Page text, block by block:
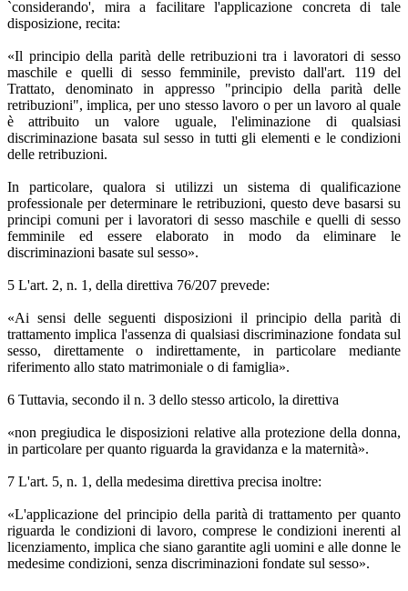
`considerando', mira a facilitare l'applicazione concreta di tale
disposizione, recita:
«Il principio della parità delle retribuzioni tra i lavoratori di sesso
maschile e quelli di sesso femminile, previsto dall'art. 119 del
Trattato, denominato in appresso "principio della parità delle
retribuzioni", implica, per uno stesso lavoro o per un lavoro al quale
è attribuito un valore uguale, l'eliminazione di qualsiasi
discriminazione basata sul sesso in tutti gli elementi e le condizioni
delle retribuzioni.
In particolare, qualora si utilizzi un sistema di qualificazione
professionale per determinare le retribuzioni, questo deve basarsi su
principi comuni per i lavoratori di sesso maschile e quelli di sesso
femminile ed essere elaborato in modo da eliminare le
discriminazioni basate sul sesso».
5 L'art. 2, n. 1, della direttiva 76/207 prevede:
«Ai sensi delle seguenti disposizioni il principio della parità di
trattamento implica l'assenza di qualsiasi discriminazione fondata sul
sesso, direttamente o indirettamente, in particolare mediante
riferimento allo stato matrimoniale o di famiglia».
6 Tuttavia, secondo il n. 3 dello stesso articolo, la direttiva
«non pregiudica le disposizioni relative alla protezione della donna,
in particolare per quanto riguarda la gravidanza e la maternità».
7 L'art. 5, n. 1, della medesima direttiva precisa inoltre:
«L'applicazione del principio della parità di trattamento per quanto
riguarda le condizioni di lavoro, comprese le condizioni inerenti al
licenziamento, implica che siano garantite agli uomini e alle donne le
medesime condizioni, senza discriminazioni fondate sul sesso».